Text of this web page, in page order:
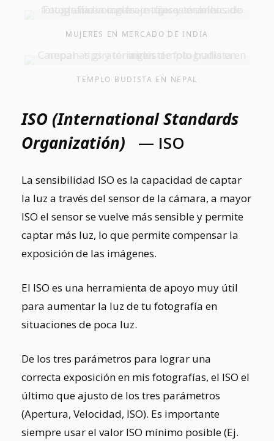
MUJERES EN MERCADO DE INDIA
TEMPLO BUDISTA EN NEPAL
ISO (International Standards
Organizatión)
— ISO
La sensibilidad ISO es la capacidad de captar
la luz a través del sensor de la cámara, a mayor
ISO el sensor se vuelve más sensible y permite
captar más luz, lo que permite compensar la
exposición de las imágenes.
El ISO es una herramienta de apoyo muy útil
para aumentar la luz de tu fotografía en
situaciones de poca luz.
De los tres parámetros para lograr una
correcta exposición en mis fotografías, el ISO el
último que ajusto de los tres parámetros
(Apertura, Velocidad, ISO). Es importante
siempre usar el valor ISO mínimo posible (Ej.